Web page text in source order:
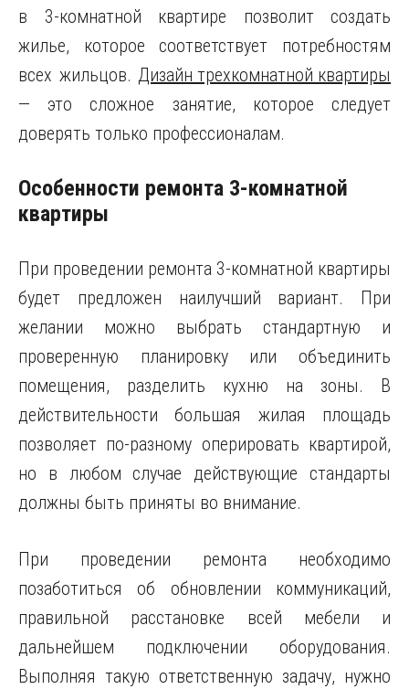
в 3-комнатной квартире позволит создать
жилье, которое соответствует потребностям
всех жильцов. Дизайн трехкомнатной квартиры
— это сложное занятие, которое следует
доверять только профессионалам.
Особенности ремонта 3-комнатной
квартиры
При проведении ремонта 3-комнатной квартиры
будет предложен наилучший вариант. При
желании можно выбрать стандартную и
проверенную планировку или объединить
помещения, разделить кухню на зоны. В
действительности большая жилая площадь
позволяет по-разному оперировать квартирой,
но в любом случае действующие стандарты
должны быть приняты во внимание.
При проведении ремонта необходимо
позаботиться об обновлении коммуникаций,
правильной расстановке всей мебели и
дальнейшем подключении оборудования.
Выполняя такую ответственную задачу, нужно